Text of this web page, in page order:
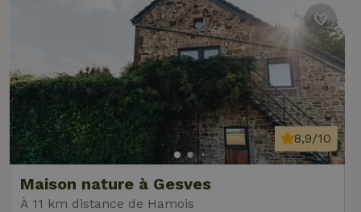
Maison nature à Gesves
À 11 km distance de Hamois
8,9/10